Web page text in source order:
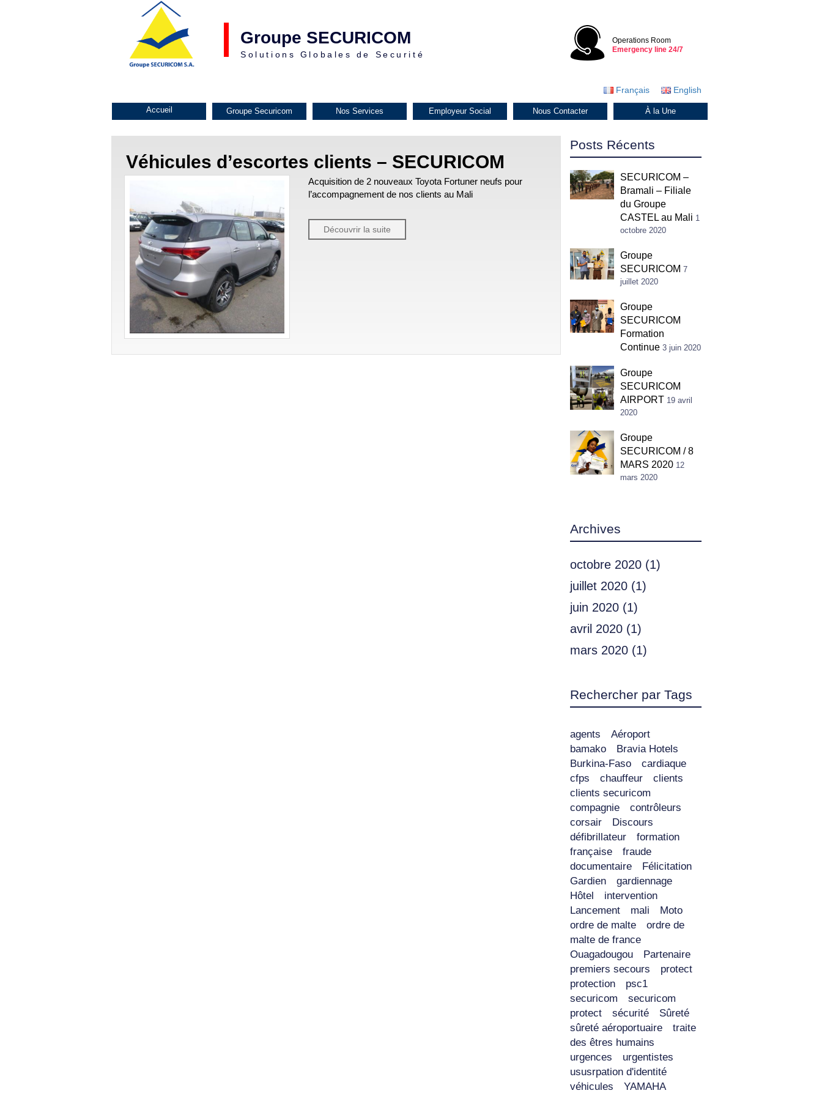
Groupe SECURICOM
Solutions Globales de Securité
Operations Room
Emergency line 24/7
Français English
Accueil Groupe Securicom Nos Services Employeur Social Nous Contacter À la Une
Véhicules d’escortes clients – SECURICOM
Acquisition de 2 nouveaux Toyota Fortuner neufs pour
l’accompagnement de nos clients au Mali
Découvrir la suite
Posts Récents
SECURICOM –
Bramali – Filiale
du Groupe
CASTEL au Mali 1
octobre 2020
Groupe
SECURICOM 7
juillet 2020
Groupe
SECURICOM
Formation
Continue 3 juin 2020
Groupe
SECURICOM
AIRPORT 19 avril
2020
Groupe
SECURICOM / 8
MARS 2020 12
mars 2020
Archives
octobre 2020 (1)
juillet 2020 (1)
juin 2020 (1)
avril 2020 (1)
mars 2020 (1)
Rechercher par Tags
agents
Aéroport
bamako
Bravia Hotels
Burkina-Faso
cardiaque
cfps
chauffeur
clients
clients securicom
compagnie
contrôleurs
corsair
Discours
défibrillateur
formation
française
fraude
documentaire
Félicitation
Gardien
gardiennage
Hôtel
intervention
Lancement
mali
Moto
ordre de malte
ordre de
malte de france
Ouagadougou
Partenaire
premiers secours
protect
protection
psc1
securicom
securicom
protect
sécurité
Sûreté
sûreté aéroportuaire
traite
des êtres humains
urgences
urgentistes
ususrpation d'identité
véhicules
YAMAHA